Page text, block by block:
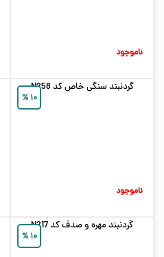
ناموجود
۱۰ %
گردنبند سنگی خاص کد N258
ناموجود
۱۰ %
گردنبند مهره و صدف کد N217